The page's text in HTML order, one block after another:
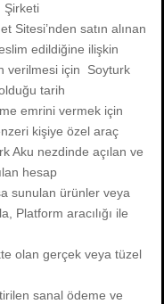
Şirketi
Sitesi’nden satın alınan
edildiğine ilişkin
verilmesi için Soyturk
tarih
emrini vermek için
kişiye özel araç
Aku nezdinde açılan ve
hesap
sunulan ürünler veya
Platform aracılığı ile
olan gerçek veya tüzel
sanal ödeme ve